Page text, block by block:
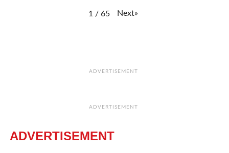
1 / 65 Next»
ADVERTISEMENT
ADVERTISEMENT
ADVERTISEMENT